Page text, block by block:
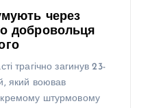
через
добровольця
трагічно загинув 23-
який воював
штурмовому